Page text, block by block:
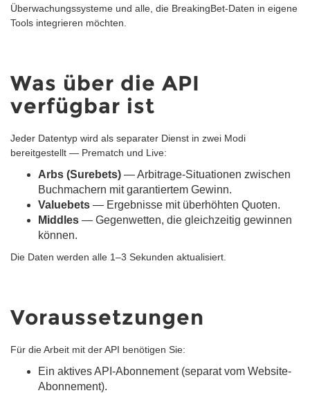
Überwachungssysteme und alle, die BreakingBet-Daten in eigene
Tools integrieren möchten.
Was über die API
verfügbar ist
Jeder Datentyp wird als separater Dienst in zwei Modi
bereitgestellt — Prematch und Live:
Arbs (Surebets) — Arbitrage-Situationen zwischen
Buchmachern mit garantiertem Gewinn.
Valuebets — Ergebnisse mit überhöhten Quoten.
Middles — Gegenwetten, die gleichzeitig gewinnen
können.
Die Daten werden alle 1–3 Sekunden aktualisiert.
Voraussetzungen
Für die Arbeit mit der API benötigen Sie:
Ein aktives API-Abonnement (separat vom Website-
Abonnement).